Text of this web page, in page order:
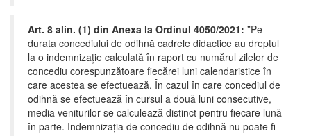
Art. 8 alin. (1) din Anexa la Ordinul 4050/2021: ”Pe
durata concediului de odihnă cadrele didactice au dreptul
la o indemnizație calculată în raport cu numărul zilelor de
concediu corespunzătoare fiecărei luni calendaristice în
care acestea se efectuează. În cazul în care concediul de
odihnă se efectuează în cursul a două luni consecutive,
media veniturilor se calculează distinct pentru fiecare lună
în parte. Indemnizația de concediu de odihnă nu poate fi